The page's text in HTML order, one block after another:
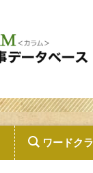
ワードク